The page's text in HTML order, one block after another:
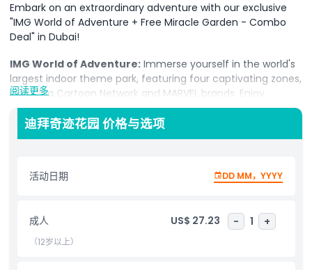
Embark on an extraordinary adventure with our exclusive
"IMG World of Adventure + Free Miracle Garden - Combo
Deal" in Dubai!
IMG World of Adventure: Immerse yourself in the world's
largest indoor theme park, featuring four captivating zones,
including Cartoon Network and MARVEL brands. Enjoy
adrenaline-pumping roller coasters, awe-inspiring
attractions, and world-firsts, promising an unforgettable
day filled with excitement for all ages.
of Miracle Garden, a floral paradise that captivates with its
touch of magic to your Dubai adventure.
Book your Combo Deal now and embark on a journey that
阅读更多
迪拜奇迹花园 价格与选项
活动日期 DD MM，YYYY
成人 US$ 27.23 - 1 +
（12岁以上）